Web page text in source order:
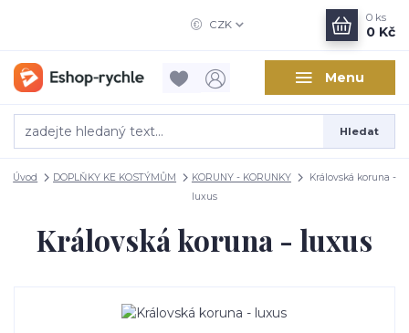
Menu
CZK
Hledat
0 ks
0 Kč
Úvod DOPLŇKY KE KOSTÝMŮM KORUNY - KORUNKY
Královská koruna -
luxus
Královská koruna - luxus